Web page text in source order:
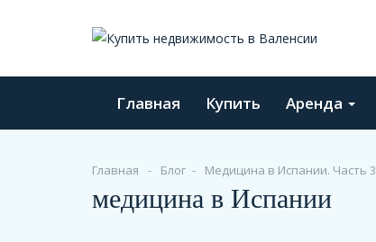
Главная Купить Аренда
Главная Блог Медицина в Испании. Часть 3
медицина в Испании